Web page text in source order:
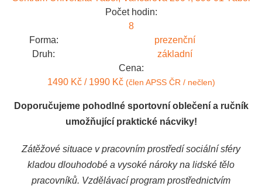
Počet hodin:
8
Forma:
prezenční
Druh:
základní
Cena:
1490 Kč / 1990 Kč (člen APSS ČR / nečlen)
Doporučujeme pohodlné sportovní oblečení a ručník
umožňující praktické nácviky!
Zátěžové situace v pracovním prostředí sociální sféry
kladou dlouhodobé a vysoké nároky na lidské tělo
pracovníků. Vzdělávací program prostřednictvím